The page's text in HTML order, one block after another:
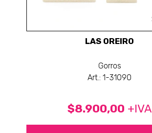
LAS OREIRO
Gorros
Art.: 1-31090
$8.900,00 +IVA